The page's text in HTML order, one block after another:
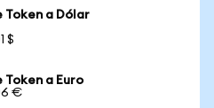
a Dólar
$
a Euro
€